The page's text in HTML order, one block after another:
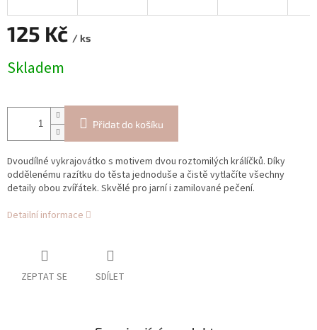
125 Kč / ks
cena:
Skladem
Přidat do košíku
Dvoudílné vykrajovátko s motivem dvou roztomilých králíčků. Díky
oddělenému razítku do těsta jednoduše a čistě vytlačíte všechny
detaily obou zvířátek. Skvělé pro jarní i zamilované pečení.
Detailní informace
ZEPTAT SE SDÍLET